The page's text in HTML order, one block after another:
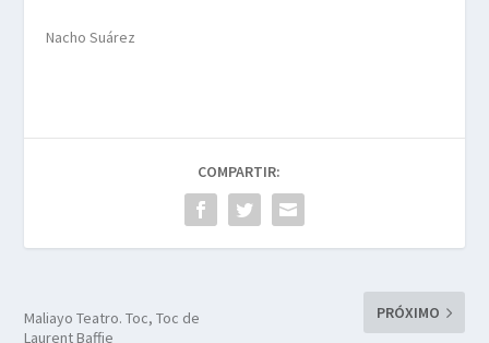
Nacho Suárez
COMPARTIR:
Maliayo Teatro. Toc, Toc de
Laurent Baffie
PRÓXIMO